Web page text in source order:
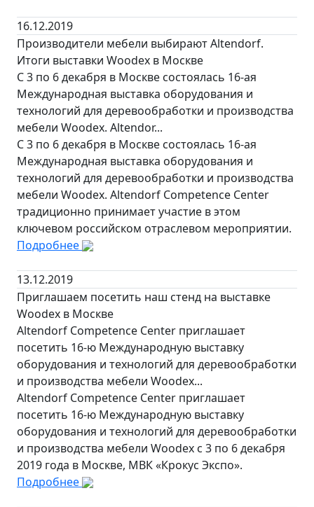
16.12.2019
Производители мебели выбирают Altendorf.
Итоги выставки Woodex в Москве
С 3 по 6 декабря в Москве состоялась 16-ая
Международная выставка оборудования и
технологий для деревообработки и производства
мебели Woodex. Altendor...
С 3 по 6 декабря в Москве состоялась 16-ая
Международная выставка оборудования и
технологий для деревообработки и производства
мебели Woodex. Altendorf Competence Center
традиционно принимает участие в этом
ключевом российском отраслевом мероприятии.
Подробнее
13.12.2019
Приглашаем посетить наш стенд на выставке
Woodex в Москве
Altendorf Competence Center приглашает
посетить 16-ю Международную выставку
оборудования и технологий для деревообработки
и производства мебели Woodex...
Altendorf Competence Center приглашает
посетить 16-ю Международную выставку
оборудования и технологий для деревообработки
и производства мебели Woodex с 3 по 6 декабря
2019 года в Москве, МВК «Крокус Экспо».
Подробнее